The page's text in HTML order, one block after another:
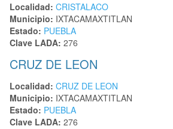
Localidad: CRISTALACO
Municipio: IXTACAMAXTITLAN
Estado: PUEBLA
Clave LADA: 276
CRUZ DE LEON
Localidad: CRUZ DE LEON
Municipio: IXTACAMAXTITLAN
Estado: PUEBLA
Clave LADA: 276